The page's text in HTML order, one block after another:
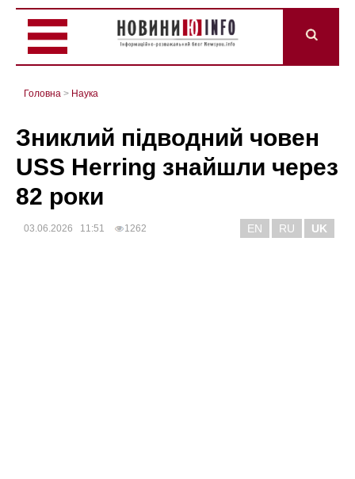
Головна > Наука
Зниклий підводний човен
USS Herring знайшли через
82 роки
03.06.2026 11:51 1262 EN RU UK